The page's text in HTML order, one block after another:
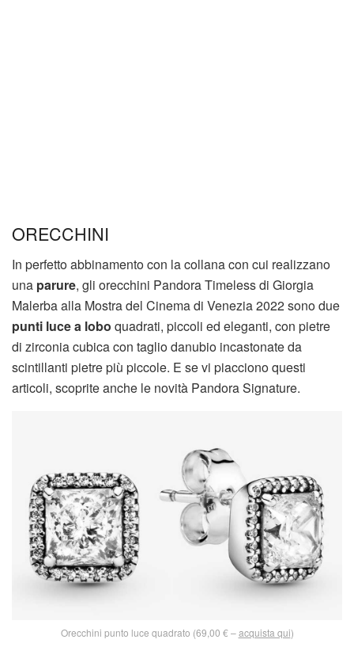
ORECCHINI
In perfetto abbinamento con la collana con cui realizzano
una parure, gli orecchini Pandora Timeless di Giorgia
Malerba alla Mostra del Cinema di Venezia 2022 sono due
punti luce a lobo quadrati, piccoli ed eleganti, con pietre
di zirconia cubica con taglio danubio incastonate da
scintillanti pietre più piccole. E se vi piacciono questi
articoli, scoprite anche le novità Pandora Signature.
Orecchini punto luce quadrato (69,00 € –acquista qui)